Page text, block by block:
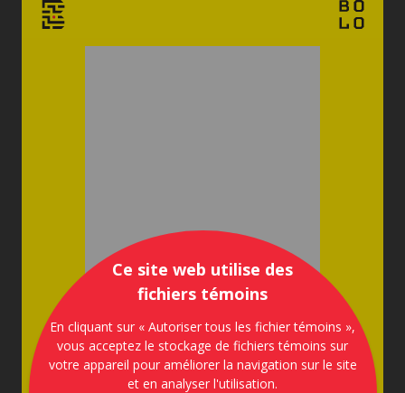
Ce site web utilise des
fichiers témoins
En cliquant sur « Autoriser tous les fichier témoins »,
vous acceptez le stockage de fichiers témoins sur
votre appareil pour améliorer la navigation sur le site
et en analyser l'utilisation.